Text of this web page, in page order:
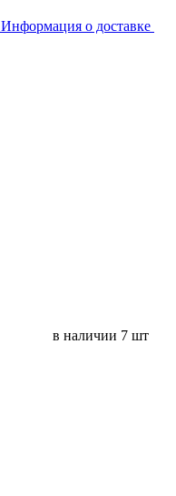
Информация о доставке
в наличии 7 шт